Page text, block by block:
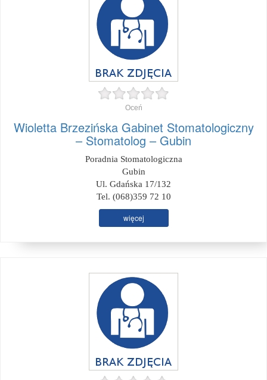
Oceń
Wioletta Brzezińska Gabinet Stomatologiczny
– Stomatolog – Gubin
Poradnia Stomatologiczna
Gubin
Ul. Gdańska 17/132
Tel. (068)359 72 10
więcej